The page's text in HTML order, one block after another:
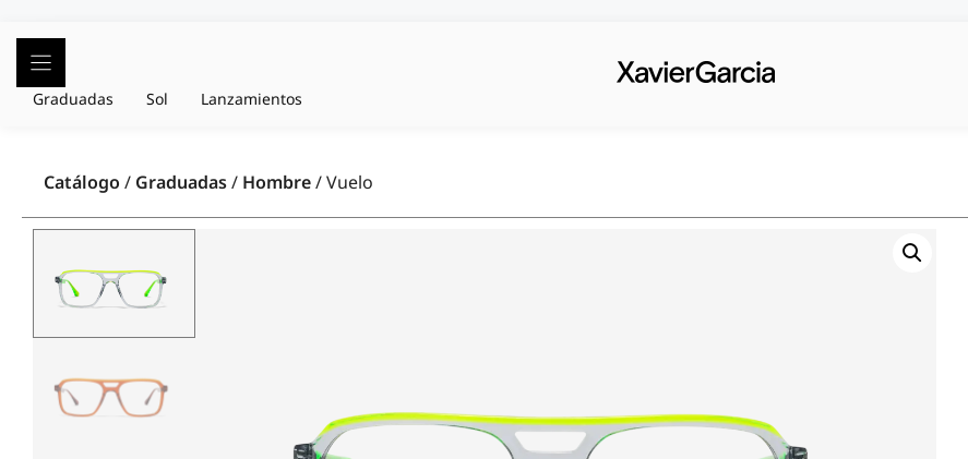
contenido
Graduadas
Sol Lanzamientos
Catálogo / Graduadas/ Hombre/ Vuelo